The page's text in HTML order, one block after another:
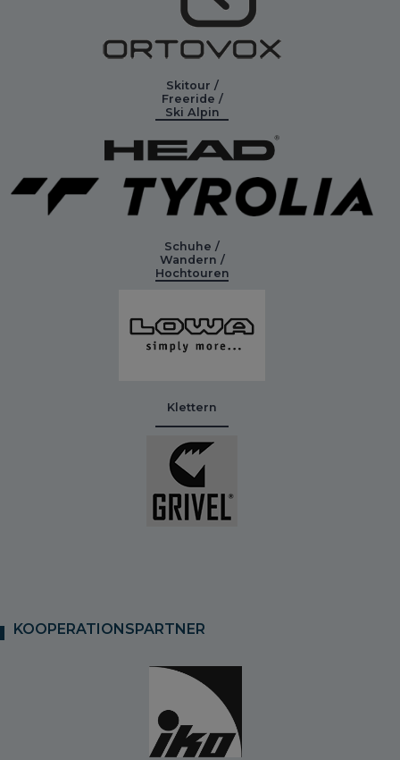
Skitour /
Freeride /
Ski Alpin
Schuhe /
Wandern /
Hochtouren
Klettern
KOOPERATIONSPARTNER